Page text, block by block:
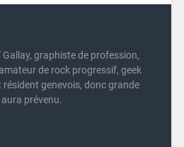
Gallay, graphiste de profession,
de rock progressif, geek
genevois, donc grande
prévenu.